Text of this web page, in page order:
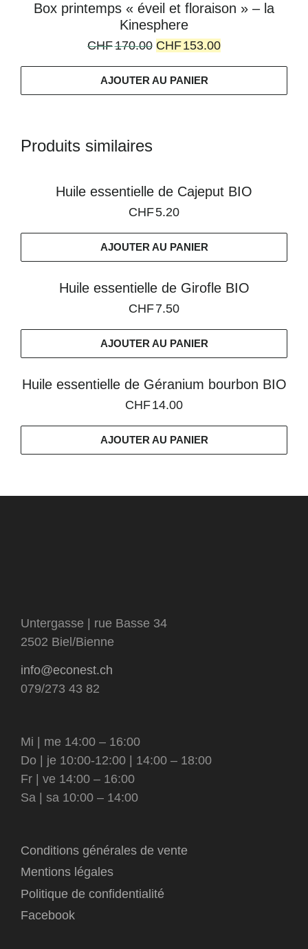
Box printemps « éveil et floraison » – la
Kinesphere
CHF170.00 CHF153.00
AJOUTER AU PANIER
Produits similaires
Huile essentielle de Cajeput BIO
CHF5.20
AJOUTER AU PANIER
Huile essentielle de Girofle BIO
CHF7.50
AJOUTER AU PANIER
Huile essentielle de Géranium bourbon BIO
CHF14.00
AJOUTER AU PANIER
Untergasse | rue Basse 34
2502 Biel/Bienne
info@econest.ch
079/273 43 82
Mi | me 14:00 – 16:00
Do | je 10:00-12:00 | 14:00 – 18:00
Fr | ve 14:00 – 16:00
Sa | sa 10:00 – 14:00
Conditions générales de vente
Mentions légales
Politique de confidentialité
Facebook